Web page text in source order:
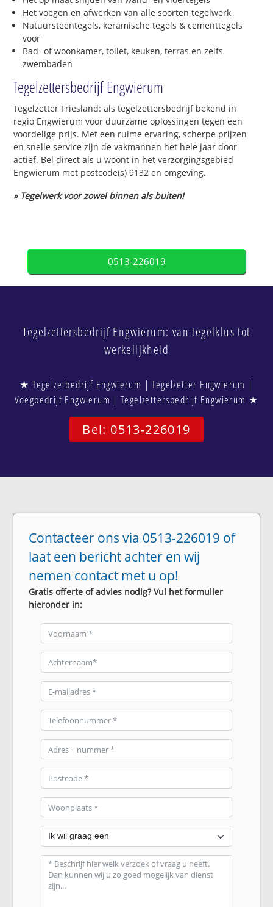
Het voegen en afwerken van alle soorten tegelwerk
Natuursteentegels, keramische tegels & cementtegels
voor
Bad- of woonkamer, toilet, keuken, terras en zelfs
zwembaden
Tegelzettersbedrijf Engwierum
Tegelzetter Friesland: als tegelzettersbedrijf bekend in
regio Engwierum voor duurzame oplossingen tegen een
voordelige prijs. Met een ruime ervaring, scherpe prijzen
en snelle service zijn de vakmannen het hele jaar door
actief. Bel direct als u woont in het verzorgingsgebied
Engwierum met postcode(s) 9132 en omgeving.
» Tegelwerk voor zowel binnen als buiten!
0513-226019
Tegelzettersbedrijf Engwierum: van tegelklus tot
werkelijkheid
★ Tegelzetbedrijf Engwierum | Tegelzetter Engwierum |
Voegbedrijf Engwierum | Tegelzettersbedrijf Engwierum ★
Bel: 0513-226019
Contacteer ons via 0513-226019 of
laat een bericht achter en wij
nemen contact met u op!
Gratis offerte of advies nodig? Vul het formulier
hieronder in: